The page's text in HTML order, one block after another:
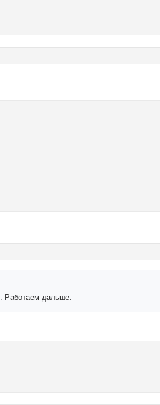
Работаем дальше.